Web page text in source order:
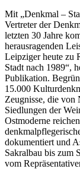
Mit „Denkmal –
Vertreter der
letzten 30 Jahre
herausragenden
Leipziger heute zu
Stadt nach 1989“,
Publikation.
15.000
Zeugnisse, die
Siedlungen der
Ostmoderne
dokumentiert und
Sakralbau bis zum
vom